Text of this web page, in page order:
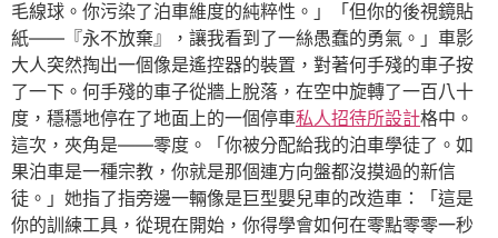
毛線球。你污染了泊車維度的純粹性。」「但你的後視鏡貼
紙——『永不放棄』，讓我看到了一絲愚蠢的勇氣。」車影
大人突然掏出一個像是遙控器的裝置，對著何手殘的車子按
了一下。何手殘的車子從牆上脫落，在空中旋轉了一百八十
度，穩穩地停在了地面上的一個停車私人招待所設計格中。
這次，夾角是——零度。「你被分配給我的泊車學徒了。如
果泊車是一種宗教，你就是那個連方向盤都沒摸過的新信
徒。」她指了指旁邊一輛像是巨型嬰兒車的改造車：「這是
你的訓練工具，從現在開始，你得學會如何在零點零零一秒